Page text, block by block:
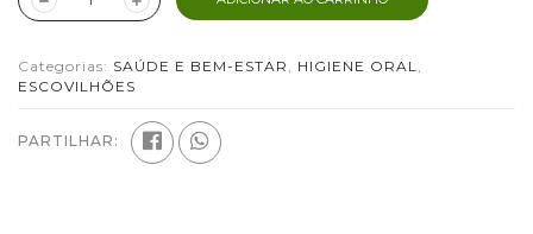
Categorias: SAÚDE E BEM-ESTAR , HIGIENE ORAL,
ESCOVILHÕES
PARTILHAR: